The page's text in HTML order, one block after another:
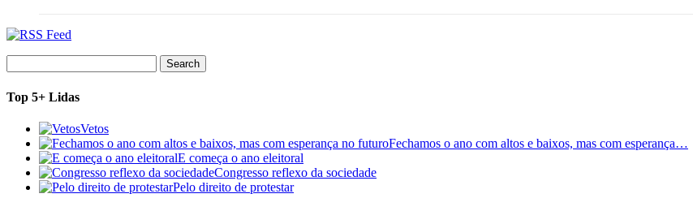
for:
Top 5+ Lidas
Vetos
Fechamos o ano com altos e baixos, mas com esperança…
E começa o ano eleitoral
Congresso reflexo da sociedade
Pelo direito de protestar